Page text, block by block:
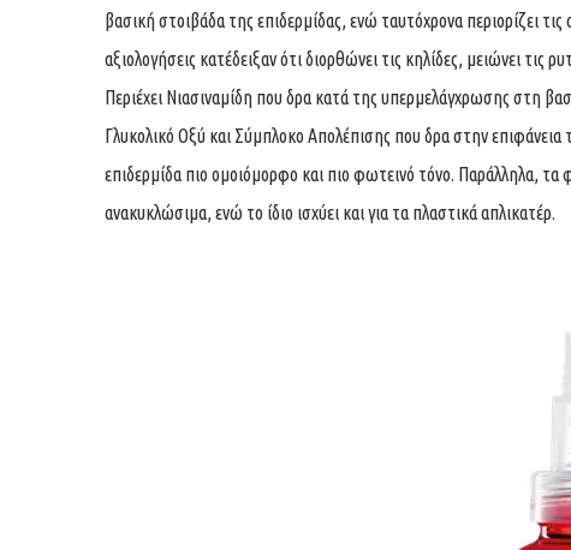
βασική στοιβάδα της επιδερμίδας, ενώ ταυτόχρονα περιορίζει
αξιολογήσεις κατέδειξαν ότι διορθώνει τις κηλίδες, μειώνει τις
Περιέχει Νιασιναμίδη που δρα κατά της υπερμελάγχρωσης στη
Γλυκολικό Οξύ και Σύμπλοκο Απολέπισης που δρα στην επιφάνεια
επιδερμίδα πιο ομοιόμορφο και πιο φωτεινό τόνο. Παράλληλα, τα
ανακυκλώσιμα, ενώ το ίδιο ισχύει και για τα πλαστικά απλικατέρ.